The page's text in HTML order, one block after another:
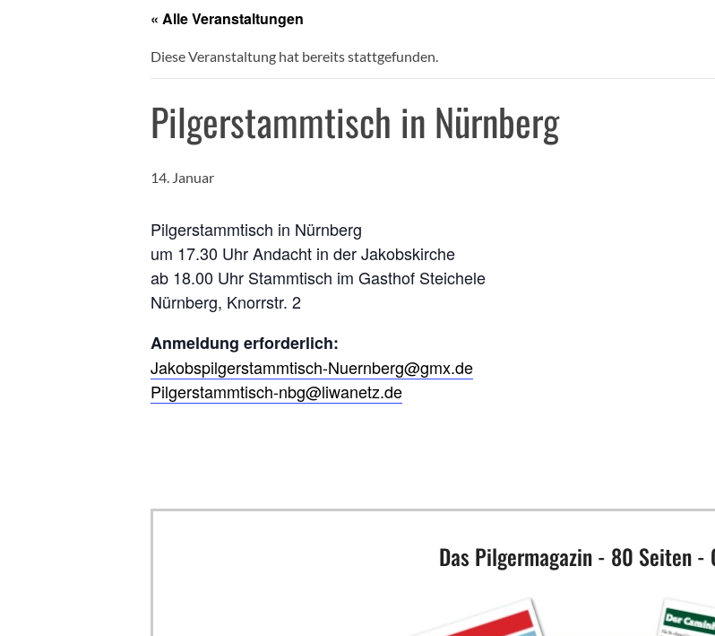
« Alle Veranstaltungen
Diese Veranstaltung hat bereits stattgefunden.
Pilgerstammtisch in Nürnberg
14. Januar
Pilgerstammtisch in Nürnberg
um 17.30 Uhr Andacht in der Jakobskirche
ab 18.00 Uhr Stammtisch im Gasthof Steichele
Nürnberg, Knorrstr. 2
Anmeldung erforderlich:
Jakobspilgerstammtisch-Nuernberg@gmx.de
Pilgerstammtisch-nbg@liwanetz.de
Das Pilgermagazin - 80 Seiten -